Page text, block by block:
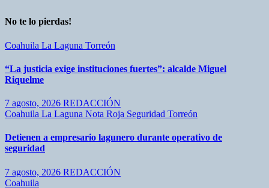
No te lo pierdas!
Coahuila La Laguna Torreón
“La justicia exige instituciones fuertes”: alcalde Miguel
Riquelme
7 agosto, 2026 REDACCIÓN
Coahuila La Laguna Nota Roja Seguridad Torreón
Detienen a empresario lagunero durante operativo de
seguridad
7 agosto, 2026 REDACCIÓN
Coahuila